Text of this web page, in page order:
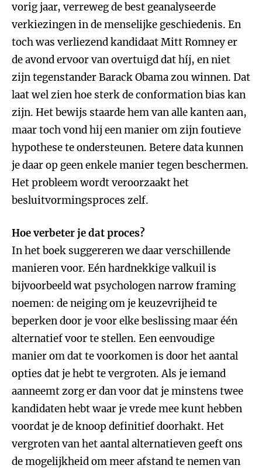
vorig jaar, verreweg de best geanalyseerde
verkiezingen in de menselijke geschiedenis. En
toch was verliezend kandidaat Mitt Romney er
de avond ervoor van overtuigd dat híj, en niet
zijn tegenstander Barack Obama zou winnen. Dat
laat wel zien hoe sterk de conformation bias kan
zijn. Het bewijs staarde hem van alle kanten aan,
maar toch vond hij een manier om zijn foutieve
hypothese te ondersteunen. Betere data kunnen
je daar op geen enkele manier tegen beschermen.
Het probleem wordt veroorzaakt het
besluitvormingsproces zelf.
Hoe verbeter je dat proces?
In het boek suggereren we daar verschillende
manieren voor. Eén hardnekkige valkuil is
bijvoorbeeld wat psychologen narrow framing
noemen: de neiging om je keuzevrijheid te
beperken door je voor elke beslissing maar één
alternatief voor te stellen. Een eenvoudige
manier om dat te voorkomen is door het aantal
opties dat je hebt te vergroten. Als je iemand
aanneemt zorg er dan voor dat je minstens twee
kandidaten hebt waar je vrede mee kunt hebben
voordat je de knoop definitief doorhakt. Het
vergroten van het aantal alternatieven geeft ons
de mogelijkheid om meer afstand te nemen van